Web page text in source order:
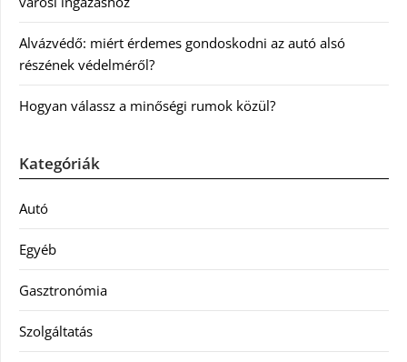
Alvázvédő: miért érdemes gondoskodni az autó alsó
részének védelméről?
Hogyan válassz a minőségi rumok közül?
Kategóriák
Autó
Egyéb
Gasztronómia
Szolgáltatás